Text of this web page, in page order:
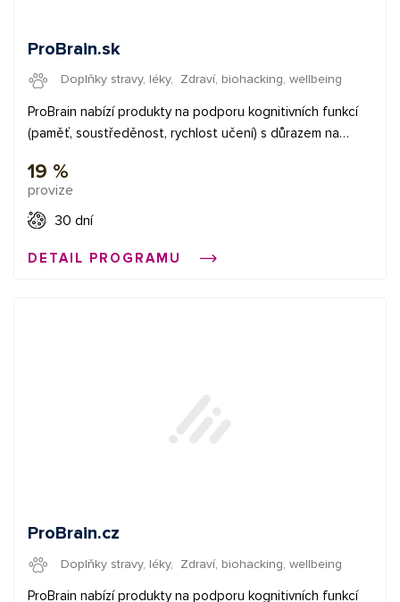
ProBrain.sk
Doplňky stravy, léky, Zdraví, biohacking, wellbeing
ProBrain nabízí produkty na podporu kognitivních funkcí
(paměť, soustředěnost, rychlost učení) s důrazem na
doplňků v tomto segmentu roste každým rokem o desítky
%. ✅ provize 19% ✅ průměrná provize 10 € ✅ bannery a
XML feed Začněte vydělávat propagací e-shopů v síti
provedeme Vás affiliate světem. Pokud budete cokoliv
19 %
provize
30 dní
DETAIL PROGRAMU
ProBrain.cz
Doplňky stravy, léky, Zdraví, biohacking, wellbeing
ProBrain nabízí produkty na podporu kognitivních funkcí